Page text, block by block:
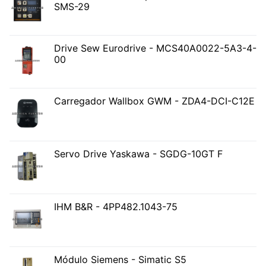
SMS-29
Drive Sew Eurodrive - MCS40A0022-5A3-4-
00
Carregador Wallbox GWM - ZDA4-DCI-C12E
Servo Drive Yaskawa - SGDG-10GT F
IHM B&R - 4PP482.1043-75
Módulo Siemens - Simatic S5